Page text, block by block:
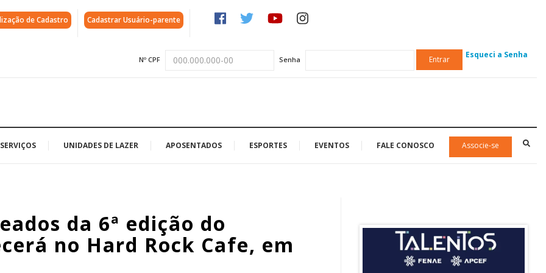
de Cadastro Cadastrar Usuário-parente
Nº CPF Senha Entrar Esqueci a Senha
SERVIÇOS UNIDADES DE LAZER APOSENTADOS ESPORTES EVENTOS FALE CONOSCO Associe-se
da 6ª edição do
no Hard Rock Cafe, em